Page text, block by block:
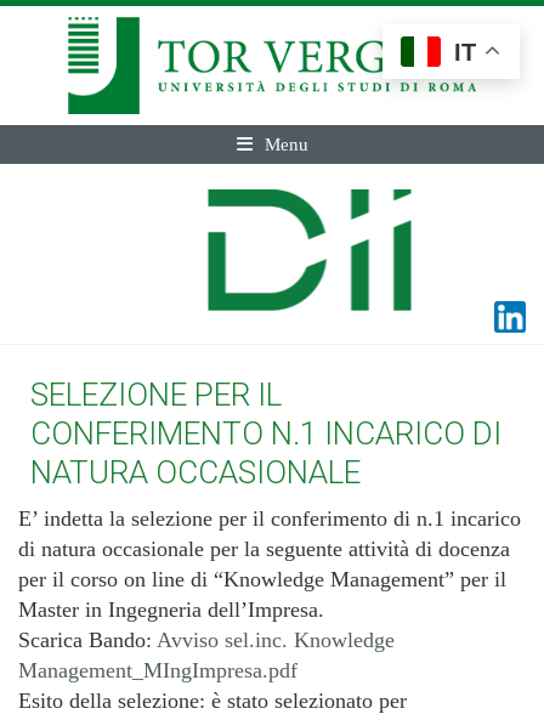
Menu
SELEZIONE PER IL
CONFERIMENTO N.1 INCARICO DI
NATURA OCCASIONALE
E’ indetta la selezione per il conferimento di n.1 incarico
di natura occasionale per la seguente attività di docenza
per il corso on line di “Knowledge Management” per il
Master in Ingegneria dell’Impresa.
Scarica Bando: Avviso sel.inc. Knowledge
Management_MIngImpresa.pdf
Esito della selezione: è stato selezionato per
IT